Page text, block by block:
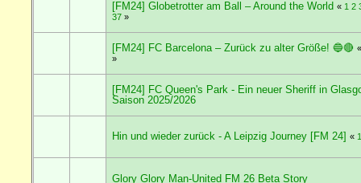
[FM24] Globetrotter am Ball – Around the World « 1 2
37»
[FM24] FC Barcelona – Zurück zu alter Größe! 🔵🔴
»
[FM24] FC Queen's Park - Ein neuer Sheriff in
Saison 2025/2026
Hin und wieder zurück - A Leipzig Journey [FM 24] « 1
Glory Glory Man-United FM 26 Beta Story